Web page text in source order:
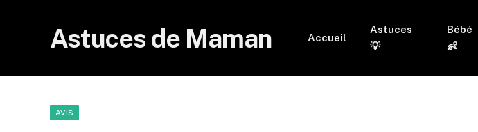
Astuces de Maman Accueil
Astuces
💡
Bébé
👶
AVIS